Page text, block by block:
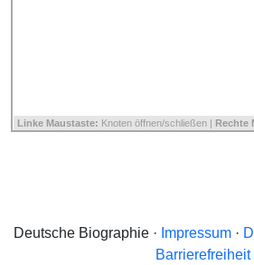
Linke Maustaste: Knoten öffnen/schließen | Rechte
Deutsche Biographie · Impressum·
Barrierefreiheit